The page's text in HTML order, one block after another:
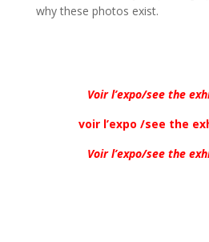
why these photos exist.
Voir l’expo/see the
voir l’expo /see the
Voir l’expo/see the